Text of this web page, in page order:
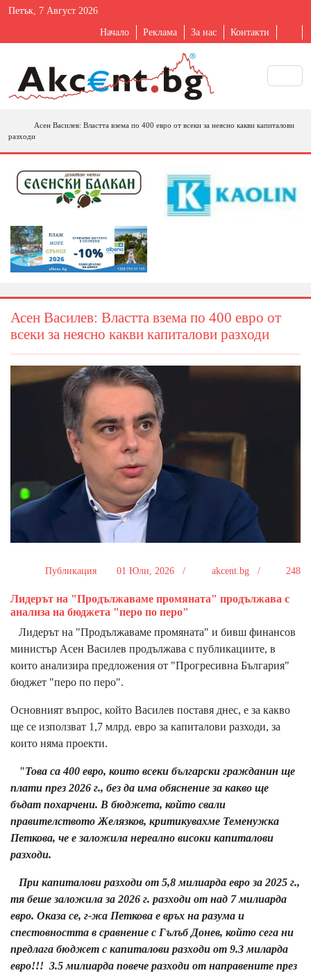
Петък, 7 Август 2026
Начало Реклама За нас Контакти
Асен Василев: Властта взема по 400 евро от всеки за неясно какви капиталови
разходи
Асен Василев: Властта взема по 400 евро от
всеки за неясно какви капиталови разходи
Публикация 01 Юли, 2026 / akcent.bg / 248
Лидерът на "Продължаваме промяната" продължава с
анализа на бюджета "перо по перо"
Лидерът на "Продължаваме промяната" и бивш финансов
министър Асен Василев продължава с публикациите, в
които анализира предложения от "Прогресивна България"
бюджет "перо по перо".
Основният въпрос, който Василев поставя днес, е за какво
ще се използват 1,7 млрд. евро за капиталови разходи, за
които няма проекти.
"Това са 400 евро, които всеки български гражданин ще
плати през 2026 г., без да има обяснение за какво ще
бъдат похарчени. В бюджета, който свали
правителството Желязков, критикувахме Теменужка
Петкова, че е заложила нереално високи капиталови
разходи.
При капиталови разходи от 5,8 милиарда евро за 2025 г.,
тя беше заложила за 2026 г. разходи от над 7 милиарда
евро. Оказа се, г-жа Петкова е връх на разума и
спестовността в сравнение с Гълъб Донев, който сега ни
предлага бюджет с капиталови разходи от 9.3 миларда
евро!!! 3.5 милиарда повече разходи от направените през